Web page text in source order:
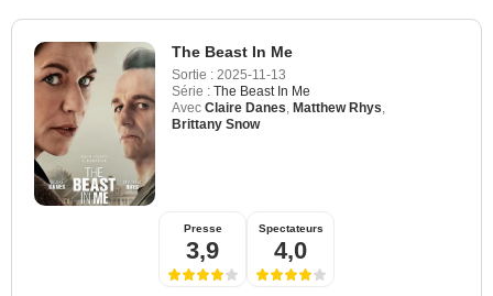
The Beast In Me
Sortie : 2025-11-13
Série : The Beast In Me
Avec Claire Danes Matthew Rhys
Brittany Snow
Presse
3,9
Spectateurs
4,0